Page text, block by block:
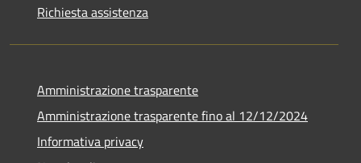
Richiesta assistenza
Amministrazione trasparente
Amministrazione trasparente fino al 12/12/2024
Informativa privacy